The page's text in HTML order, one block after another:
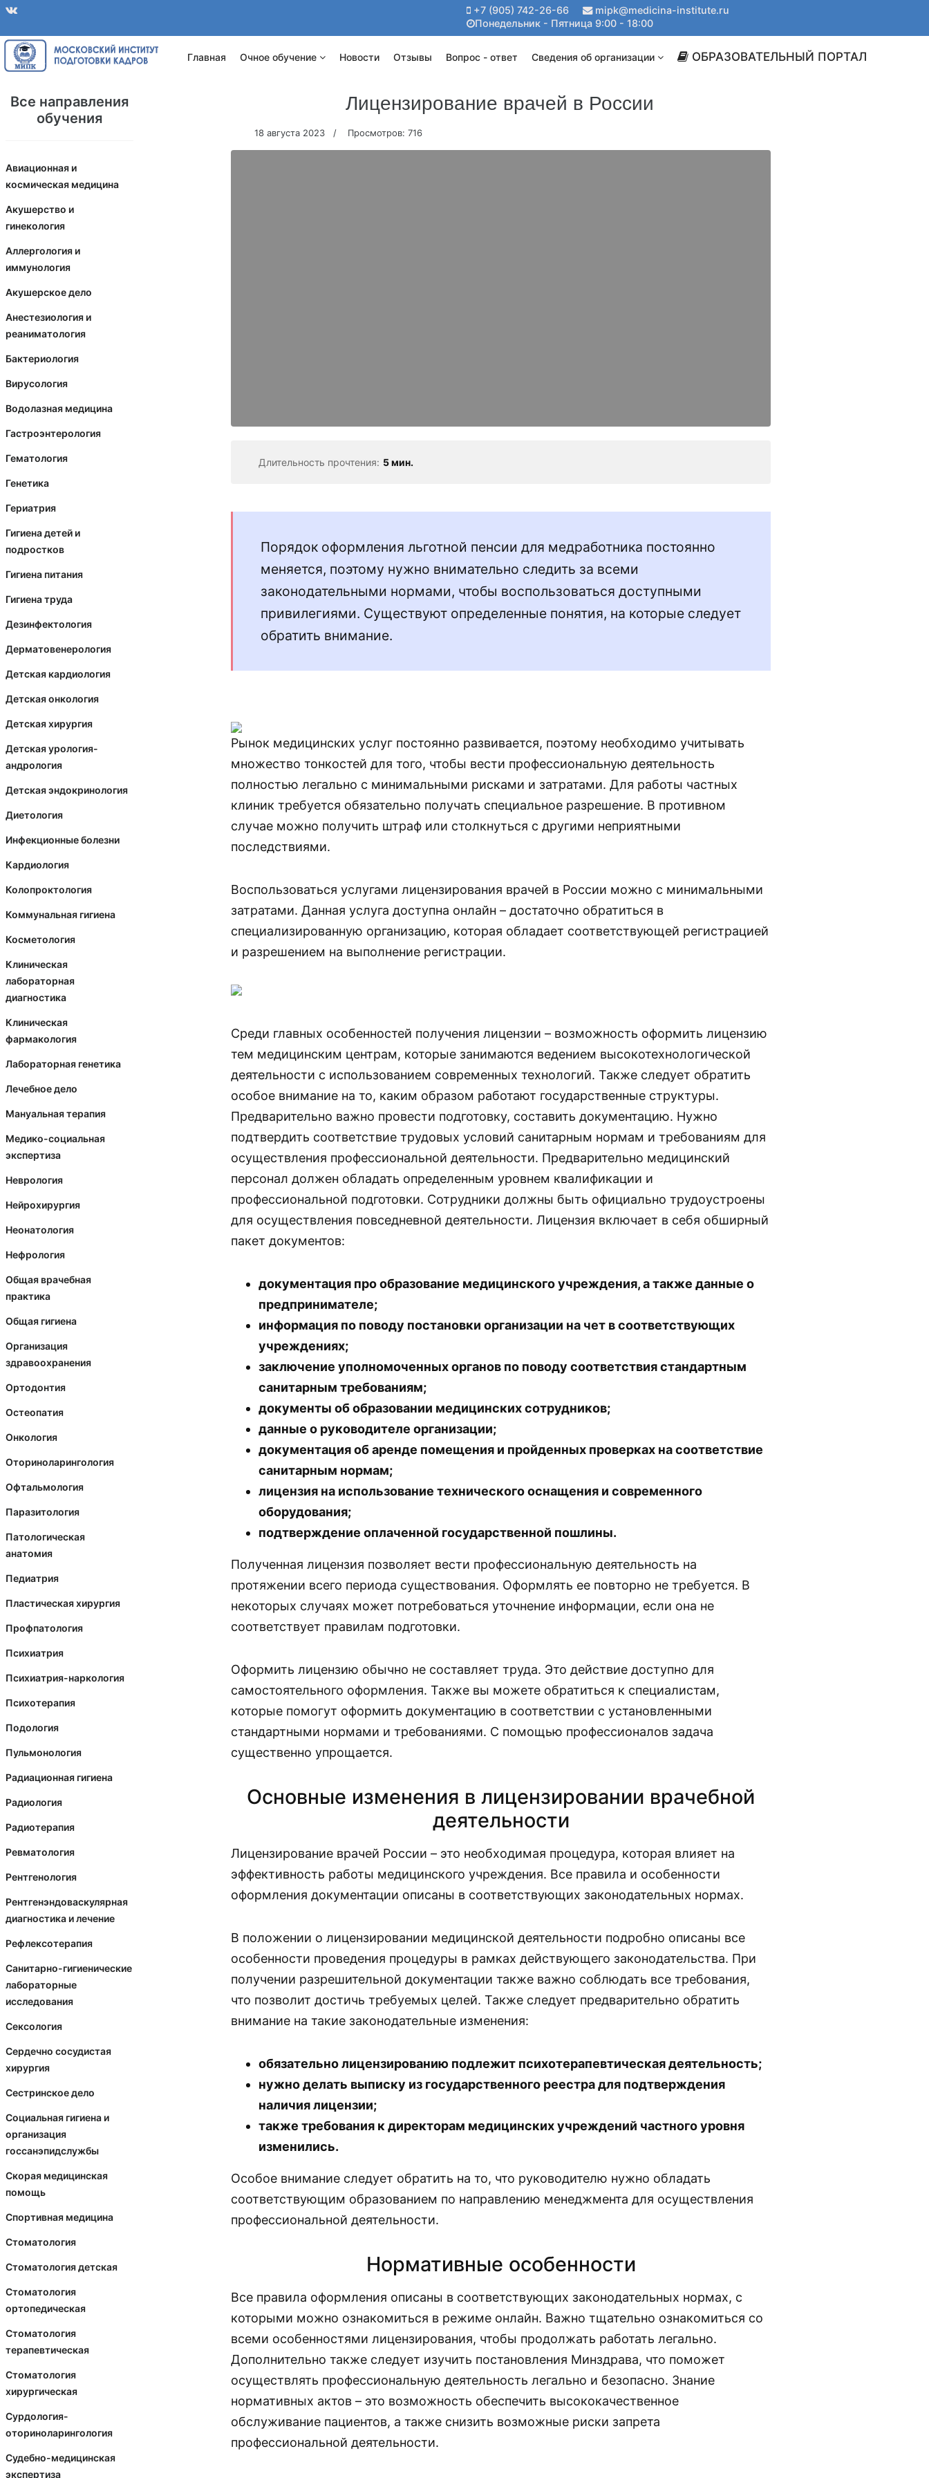
+7 (905) 742-26-66
mipk@medicina-institute.ru
Понедельник - Пятница 9:00 - 18:00
Главная Очное обучение Новости Отзывы Вопрос - ответ Сведения об организации ОБРАЗОВАТЕЛЬНЫЙ ПОРТАЛ
Все направления
обучения
Авиационная и
космическая медицина
Акушерство и
гинекология
Аллергология и
иммунология
Акушерское дело
Анестезиология и
реаниматология
Бактериология
Вирусология
Водолазная медицина
Гастроэнтерология
Гематология
Генетика
Гериатрия
Гигиена детей и
подростков
Гигиена питания
Гигиена труда
Дезинфектология
Дерматовенерология
Детская кардиология
Детская онкология
Детская хирургия
Детская урология-
андрология
Детская эндокринология
Диетология
Инфекционные болезни
Кардиология
Колопроктология
Коммунальная гигиена
Косметология
Клиническая
лабораторная
диагностика
Клиническая
фармакология
Лабораторная генетика
Лечебное дело
Мануальная терапия
Медико-социальная
экспертиза
Неврология
Нейрохирургия
Неонатология
Нефрология
Общая врачебная
практика
Общая гигиена
Организация
здравоохранения
Ортодонтия
Остеопатия
Онкология
Оториноларингология
Офтальмология
Паразитология
Патологическая
анатомия
Педиатрия
Пластическая хирургия
Профпатология
Психиатрия
Психиатрия-наркология
Психотерапия
Подология
Пульмонология
Радиационная гигиена
Радиология
Радиотерапия
Ревматология
Рентгенология
Рентгенэндоваскулярная
диагностика и лечение
Рефлексотерапия
Санитарно-гигиенические
лабораторные
исследования
Сексология
Сердечно сосудистая
хирургия
Сестринское дело
Социальная гигиена и
организация
госсанэпидслужбы
Скорая медицинская
помощь
Спортивная медицина
Стоматология
Стоматология детская
Стоматология
ортопедическая
Стоматология
терапевтическая
Стоматология
хирургическая
Сурдология-
оториноларингология
Судебно-медицинская
экспертиза
Лицензирование врачей в России
18 августа 2023 Просмотров: 716
Длительность прочтения: 5 мин.
Порядок оформления льготной пенсии для медработника постоянно
меняется, поэтому нужно внимательно следить за всеми
законодательными нормами, чтобы воспользоваться доступными
привилегиями. Существуют определенные понятия, на которые следует
обратить внимание.
Рынок медицинских услуг постоянно развивается, поэтому необходимо учитывать
множество тонкостей для того, чтобы вести профессиональную деятельность
полностью легально с минимальными рисками и затратами. Для работы частных
клиник требуется обязательно получать специальное разрешение. В противном
случае можно получить штраф или столкнуться с другими неприятными
последствиями.
Воспользоваться услугами лицензирования врачей в России можно с минимальными
затратами. Данная услуга доступна онлайн – достаточно обратиться в
специализированную организацию, которая обладает соответствующей регистрацией
и разрешением на выполнение регистрации.
Среди главных особенностей получения лицензии – возможность оформить лицензию
тем медицинским центрам, которые занимаются ведением высокотехнологической
деятельности с использованием современных технологий. Также следует обратить
особое внимание на то, каким образом работают государственные структуры.
Предварительно важно провести подготовку, составить документацию. Нужно
подтвердить соответствие трудовых условий санитарным нормам и требованиям для
осуществления профессиональной деятельности. Предварительно медицинский
персонал должен обладать определенным уровнем квалификации и
профессиональной подготовки. Сотрудники должны быть официально трудоустроены
для осуществления повседневной деятельности. Лицензия включает в себя обширный
пакет документов:
документация про образование медицинского учреждения, а также данные о
предпринимателе;
информация по поводу постановки организации на чет в соответствующих
учреждениях;
заключение уполномоченных органов по поводу соответствия стандартным
санитарным требованиям;
документы об образовании медицинских сотрудников;
данные о руководителе организации;
документация об аренде помещения и пройденных проверках на соответствие
санитарным нормам;
лицензия на использование технического оснащения и современного
оборудования;
подтверждение оплаченной государственной пошлины.
Полученная лицензия позволяет вести профессиональную деятельность на
протяжении всего периода существования. Оформлять ее повторно не требуется. В
некоторых случаях может потребоваться уточнение информации, если она не
соответствует правилам подготовки.
Оформить лицензию обычно не составляет труда. Это действие доступно для
самостоятельного оформления. Также вы можете обратиться к специалистам,
которые помогут оформить документацию в соответствии с установленными
стандартными нормами и требованиями. С помощью профессионалов задача
существенно упрощается.
Основные изменения в лицензировании врачебной
деятельности
Лицензирование врачей России – это необходимая процедура, которая влияет на
эффективность работы медицинского учреждения. Все правила и особенности
оформления документации описаны в соответствующих законодательных нормах.
В положении о лицензировании медицинской деятельности подробно описаны все
особенности проведения процедуры в рамках действующего законодательства. При
получении разрешительной документации также важно соблюдать все требования,
что позволит достичь требуемых целей. Также следует предварительно обратить
внимание на такие законодательные изменения:
обязательно лицензированию подлежит психотерапевтическая деятельность;
нужно делать выписку из государственного реестра для подтверждения
наличия лицензии;
также требования к директорам медицинских учреждений частного уровня
изменились.
Особое внимание следует обратить на то, что руководителю нужно обладать
соответствующим образованием по направлению менеджмента для осуществления
профессиональной деятельности.
Нормативные особенности
Все правила оформления описаны в соответствующих законодательных нормах, с
которыми можно ознакомиться в режиме онлайн. Важно тщательно ознакомиться со
всеми особенностями лицензирования, чтобы продолжать работать легально.
Дополнительно также следует изучить постановления Минздрава, что поможет
осуществлять профессиональную деятельность легально и безопасно. Знание
нормативных актов – это возможность обеспечить высококачественное
обслуживание пациентов, а также снизить возможные риски запрета
профессиональной деятельности.